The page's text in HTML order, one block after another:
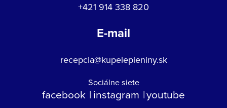
+421 914 338 820
E-mail
recepcia@kupelepieniny.sk
Sociálne siete
facebook instagram youtube